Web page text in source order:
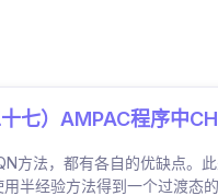
七）AMPAC程序中
方法，都有各自的优缺点。
半经验方法得到一个过渡态